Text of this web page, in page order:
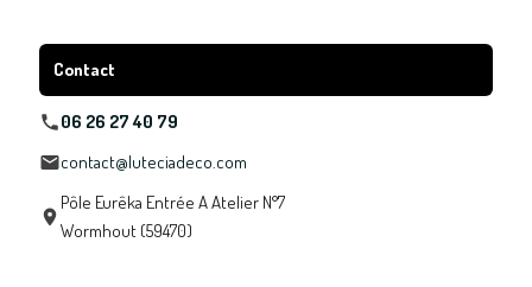
Contact
06 26 27 40 79
contact@luteciadeco.com
Pôle Eurêka Entrée A Atelier N°7
Wormhout (59470)